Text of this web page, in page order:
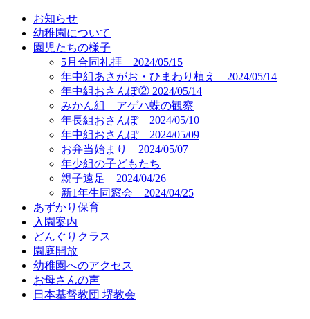
お知らせ
幼稚園について
園児たちの様子
5月合同礼拝 2024/05/15
年中組あさがお・ひまわり植え 2024/05/14
年中組おさんぽ② 2024/05/14
みかん組 アゲハ蝶の観察
年長組おさんぽ 2024/05/10
年中組おさんぽ 2024/05/09
お弁当始まり 2024/05/07
年少組の子どもたち
親子遠足 2024/04/26
新1年生同窓会 2024/04/25
あずかり保育
入園案内
どんぐりクラス
園庭開放
幼稚園へのアクセス
お母さんの声
日本基督教団 堺教会